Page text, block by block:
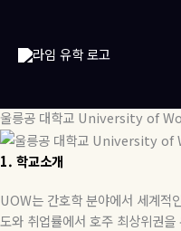
너
뛰
기
울릉공 대학교 University of
1. 학교소개
UOW는 간호학 분야에서 세계적
도와 취업률에서 호주 최상위권